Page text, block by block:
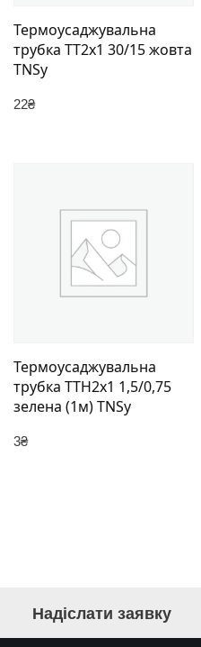
Термоусаджувальна
трубка ТТ2х1 30/15 жовта
TNSy
22₴
Термоусаджувальна
трубка ТТН2х1 1,5/0,75
зелена (1м) TNSy
3₴
Надіслати заявку